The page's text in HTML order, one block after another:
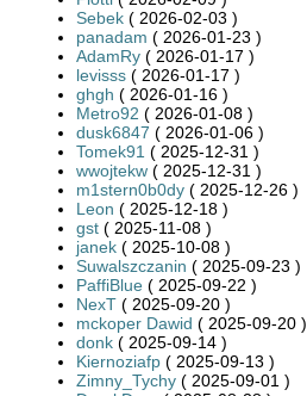
Sebek ( 2026-02-03 )
panadam ( 2026-01-23 )
AdamRy ( 2026-01-17 )
levisss ( 2026-01-17 )
ghgh ( 2026-01-16 )
Metro92 ( 2026-01-08 )
dusk6847 ( 2026-01-06 )
Tomek91 ( 2025-12-31 )
wwojtekw ( 2025-12-31 )
m1stern0b0dy ( 2025-12-26 )
Leon ( 2025-12-18 )
gst ( 2025-11-08 )
janek ( 2025-10-08 )
Suwalszczanin ( 2025-09-23 )
PaffiBlue ( 2025-09-22 )
NexT ( 2025-09-20 )
mckoper Dawid ( 2025-09-20 )
donk ( 2025-09-14 )
Kiernoziafp ( 2025-09-13 )
Zimny_Tychy ( 2025-09-01 )